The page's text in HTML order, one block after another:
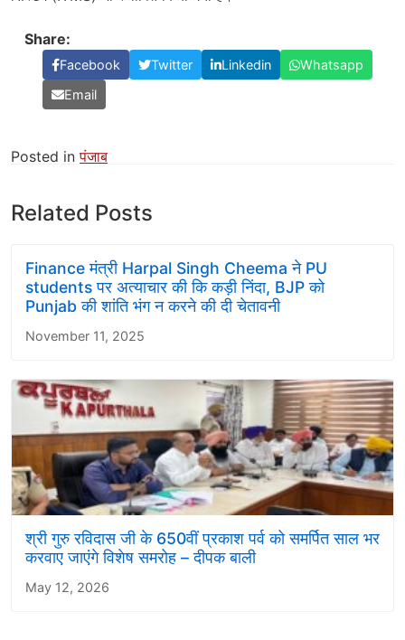
Share:
Facebook Twitter Linkedin
Whatsapp
Email
Posted inपंजाब
Related Posts
Finance मंत्री Harpal Singh Cheema ने PU
students पर अत्याचार की कि कड़ी निंदा, BJP को
Punjab की शांति भंग न करने की दी चेतावनी
November 11, 2025
श्री गुरु रविदास जी के 650वीं प्रकाश पर्व को समर्पित साल भर
करवाए जाएंगे विशेष समरोह – दीपक बाली
May 12, 2026